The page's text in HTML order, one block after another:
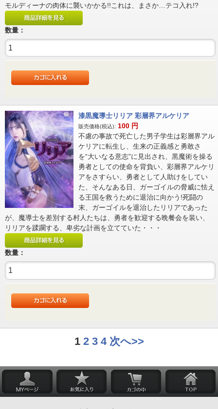
モルディーナの肉体に襲いかかる!!これは、まさか…テコ入れ!?
数量：
漆黒魔導士リリア 彩層界アルケリア
販売価格(税込): 100 円
不慮の事故で死亡した男子学生は彩層界アル
ケリアに転生し、生来の正義感と勇敢さ
を“大いなる意志”に見出され、黒魔術を操る
勇者としての使命を背負い、彩層界アルケリ
アをさすらい、勇者として人助けをしてい
た、そんなある日、ガーゴイルの脅威に怯え
る王国を救うために退治に向かう!死闘の
末、ガーゴイルを退治したリリアであった
が、魔導士を差別する村人たちは、勇者を歓迎する晩餐会を装い、
リリアを蹂躙する、卑劣な計画を立てていた・・・
数量：
1 2 3 4 次へ>>